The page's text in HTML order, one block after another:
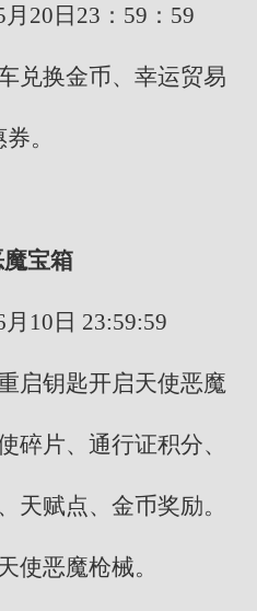
20日23：59：59
兑换金币、幸运贸易
。
魔宝箱
10日 23:59:59
启钥匙开启天使恶魔
碎片、通行证积分、
天赋点、金币奖励。
使恶魔枪械。